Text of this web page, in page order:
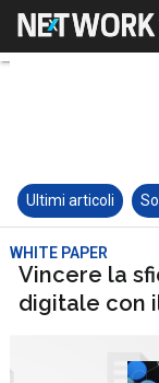
Ultimi articoli
WHITE PAPER
Vincere la
digitale con